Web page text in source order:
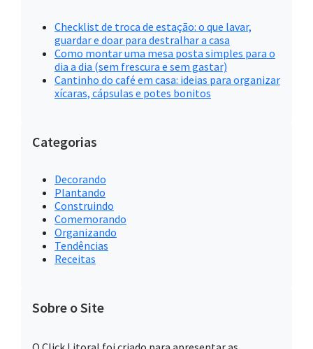
Checklist de troca de estação: o que lavar,
guardar e doar para destralhar a casa
Como montar uma mesa posta simples para o
dia a dia (sem frescura e sem gastar)
Cantinho do café em casa: ideias para organizar
xícaras, cápsulas e potes bonitos
Categorias
Decorando
Plantando
Construindo
Comemorando
Organizando
Tendências
Receitas
Sobre o Site